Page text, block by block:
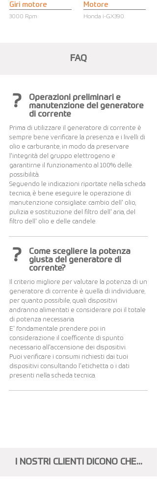
Giri motore
3000 Rpm
Motore
Honda i-GX390
FAQ
?
Operazioni preliminari e
manutenzione del generatore
di corrente
Prima di utilizzare il generatore di corrente è
sempre bene verificare la presenza e i livelli di
olio e carburante, in modo da preservare
l'integrità del gruppo elettrogeno e
garantirne il funzionamento al 100% delle
possibilità.
Seguendo le indicazioni riportate nella scheda
tecnica, è bene eseguire le operazione di
manutenzione consigliate: cambio dell' olio,
pulizia e sostituzione del filtro dell' aria, del
filtro dell' olio e delle candele.
?
Come scegliere la potenza
giusta del generatore di
corrente?
Il criterio migliore per valutare la potenza di un
generatore di corrente è quella di individuare,
per quanto possibile, quali dispositivi
andranno alimentati e considerare poi il totale
di potenza necessaria.
E' fondamentale prendere poi in
considerazione il coefficente di spunto
necessario all'accensione dei dispositivi.
Puoi verificare i consumi richiesti dai tuoi
dispositivi consultando l'etichetta o i dati
presenti nella scheda tecnica.
I NOSTRI CLIENTI DICONO CHE...